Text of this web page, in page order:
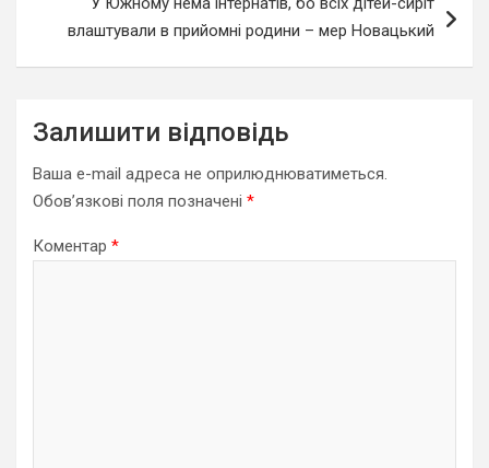
влаштували в прийомні родини – мер Новацький
Залишити відповідь
Ваша e-mail адреса не оприлюднюватиметься.
Обов’язкові поля позначені *
Коментар *